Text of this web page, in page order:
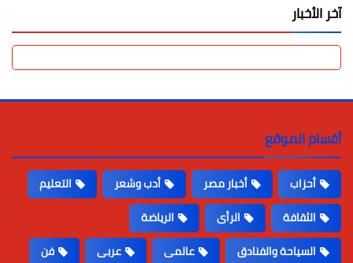
آخر الأخبار
أقسام الموقع
أحزاب أخبار مصر أدب وشعر
التعليم
الثقافة
الرأى
الرياضة
السياحة والفنادق
عالمى عربى
فن